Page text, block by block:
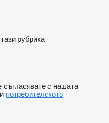
рубрика
съгласявате с нашата
и потребителското